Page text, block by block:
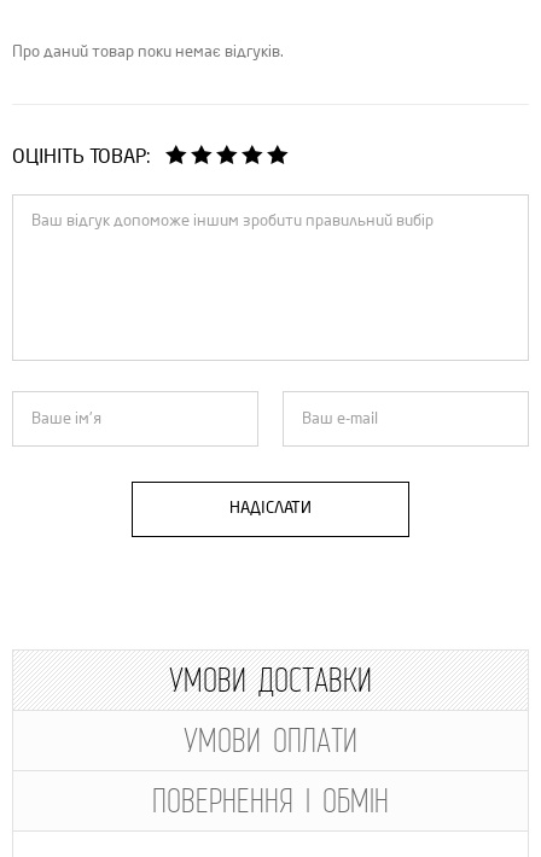
Про даний товар поки немає відгуків.
ОЦІНІТЬ ТОВАР:
НАДІСЛАТИ
УМОВИ ДОСТАВКИ
УМОВИ ОПЛАТИ
ПОВЕРНЕННЯ І ОБМІН